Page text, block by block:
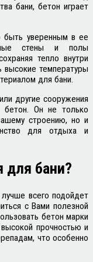
бани, бетон играет
быть уверенным в ее
стены и полы
тепло внутри
температуры
для бани.
другие сооружения
бетон. Он не только
строению, но и
для отдыха и
для бани?
всего подойдет
с Вами полезной
бетон марки
прочностью и
что особенно